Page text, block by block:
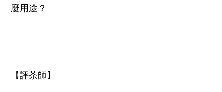
麼用途？
【評茶師】